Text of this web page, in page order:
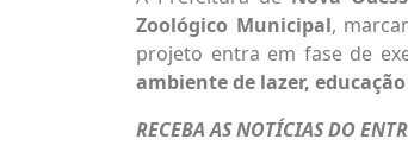
Zoológico Municipal,
projeto entra em fase de
ambiente de lazer,
RECEBA AS NOTÍCIAS DO